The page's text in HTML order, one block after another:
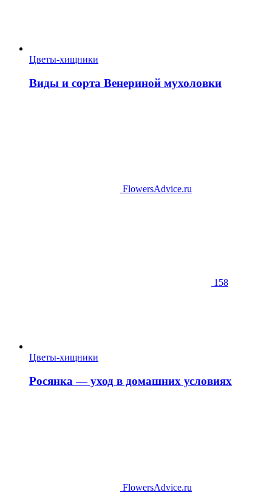
Цветы-хищники
Виды и сорта Венериной мухоловки
FlowersAdvice.ru
158
Цветы-хищники
Росянка — уход в домашних условиях
FlowersAdvice.ru